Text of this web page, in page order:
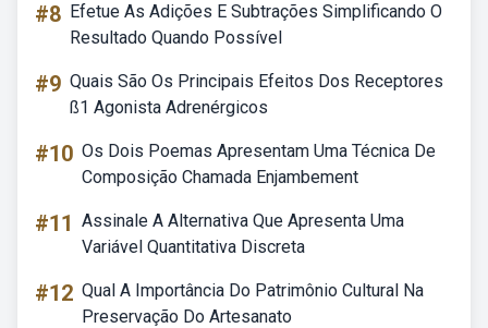
#8 Efetue As Adições E Subtrações Simplificando O
Resultado Quando Possível
#9 Quais São Os Principais Efeitos Dos Receptores
ß1 Agonista Adrenérgicos
#10 Os Dois Poemas Apresentam Uma Técnica De
Composição Chamada Enjambement
#11 Assinale A Alternativa Que Apresenta Uma
Variável Quantitativa Discreta
#12 Qual A Importância Do Patrimônio Cultural Na
Preservação Do Artesanato